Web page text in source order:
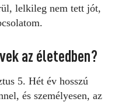
lelkileg nem tett jót,
az életedben?
5. Hét év hosszú
és személyesen, az